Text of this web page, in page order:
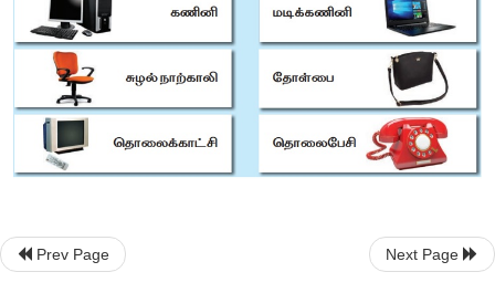
Prev Page Next Page